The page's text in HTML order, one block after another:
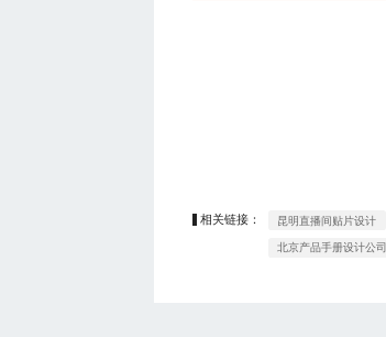
相关链接： 昆明直播间贴片设计
北京产品手册设计公司